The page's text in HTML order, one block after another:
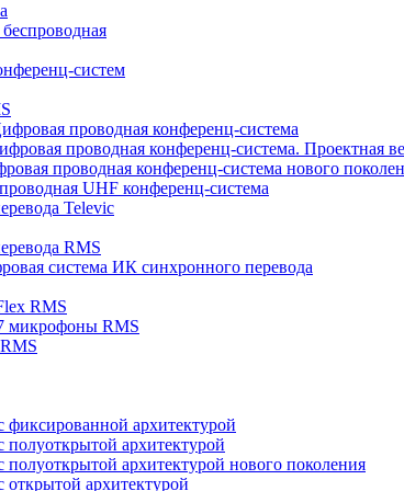
систем
проводная конференц-система
проводная конференц-система. Проектная
проводная конференц-система нового
UHF конференц-система
Televic
RMS
система ИК синхронного перевода
RMS
микрофоны RMS
архитектурой
архитектурой
архитектурой нового поколения
архитектурой